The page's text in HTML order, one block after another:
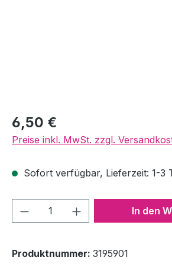
Regulärer Preis:
6,50 €
Preise inkl. MwSt. zzgl.
Sofort verfügbar, Lieferzeit: 1-3
Produkt Anzahl: GibIn den
Produktnummer: 3195901